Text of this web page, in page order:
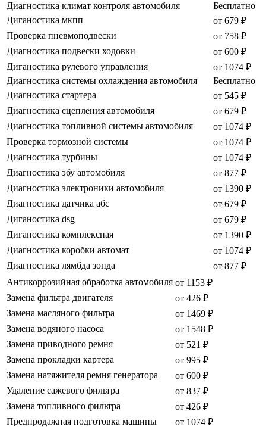
Диагностика климат контроля автомобиля
Бесплатно
Диганостика мкпп
от 679 ₽
Проверка пневмоподвески
от 758 ₽
Диагностика подвески ходовки
от 600 ₽
Диганостика рулевого управления
от 1074 ₽
Диагностика системы охлаждения автомобиля
Бесплатно
Диагностика стартера
от 545 ₽
Диагностика сцепления автомобиля
от 679 ₽
Диагностика топливной системы автомобиля
от 1074 ₽
Проверка тормозной системы
от 1074 ₽
Диагностика турбины
от 1074 ₽
Диагностика эбу автомобиля
от 877 ₽
Диагностика электроники автомобиля
от 1390 ₽
Диагностика датчика абс
от 679 ₽
Диганостика dsg
от 679 ₽
Диганостика комплексная
от 1390 ₽
Диагностика коробки автомат
от 1074 ₽
Диагностика лямбда зонда
от 877 ₽
Антикоррозийная обработка автомобиля от 1153 ₽
Замена фильтра двигателя
от 426 ₽
Замена масляного фильтра
от 1469 ₽
Замена водяного насоса
от 1548 ₽
Замена приводного ремня
от 521 ₽
Замена прокладки картера
от 995 ₽
Замена натяжителя ремня генератора
от 600 ₽
Удаление сажевого фильтра
от 837 ₽
Замена топливного фильтра
от 426 ₽
Предпродажная подготовка машины
от 1074 ₽